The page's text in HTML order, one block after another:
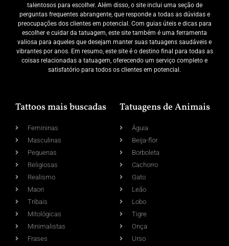
talentosos para escolher. Além disso, o site inclui uma seção de
perguntas frequentes abrangente, que responde a todas as dúvidas e
preocupações dos clientes em potencial. Com guias úteis e dicas para
escolher e cuidar da tatuagem, este site também é uma ferramenta
valiosa para aqueles que desejam manter suas tatuagens saudáveis e
vibrantes por anos. Em resumo, este site é o destino final para todas as
coisas relacionadas a tatuagem, oferecendo um serviço completo e
satisfatório para todos os clientes em potencial.
Tattoos mais buscadas
Femininas
Masculinas
Pequenas
Religiosas
Realismo
Maori
Tribais
Mitológicas
Minimalistas
Frases
Tatuagens de Animais
Águia
Beija-flor
Borboleta
Cachorro
Gato
Leão
Lobo
Tigre
Onça
Urso